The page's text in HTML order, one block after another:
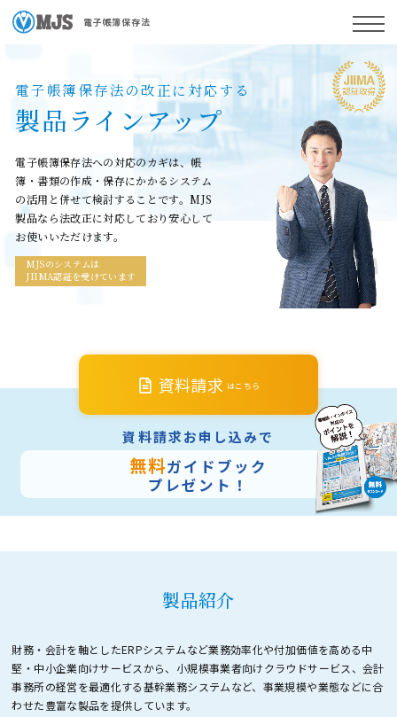
電子帳簿保存法
電子帳簿保存法の改正に対応する
製品ラインアップ
電子帳簿保存法への対応のカギは、帳
簿・書類の作成・保存にかかるシステム
の活用と併せて検討することです。MJS
製品なら法改正に対応しており安心して
お使いいただけます。
MJSのシステムは
JIIMA認証を受けています
資料請求 はこちら
資料請求お申し込みで
無料ガイドブック
プレゼント！
製品紹介
財務・会計を軸としたERPシステムなど業務効率化や付加価値を高める中
堅・中小企業向けサービスから、 小規模事業者向けクラウドサービス、会計
事務所の経営を最適化する基幹業務システムなど、 事業規模や業態などに合
わせた豊富な製品を提供しています。